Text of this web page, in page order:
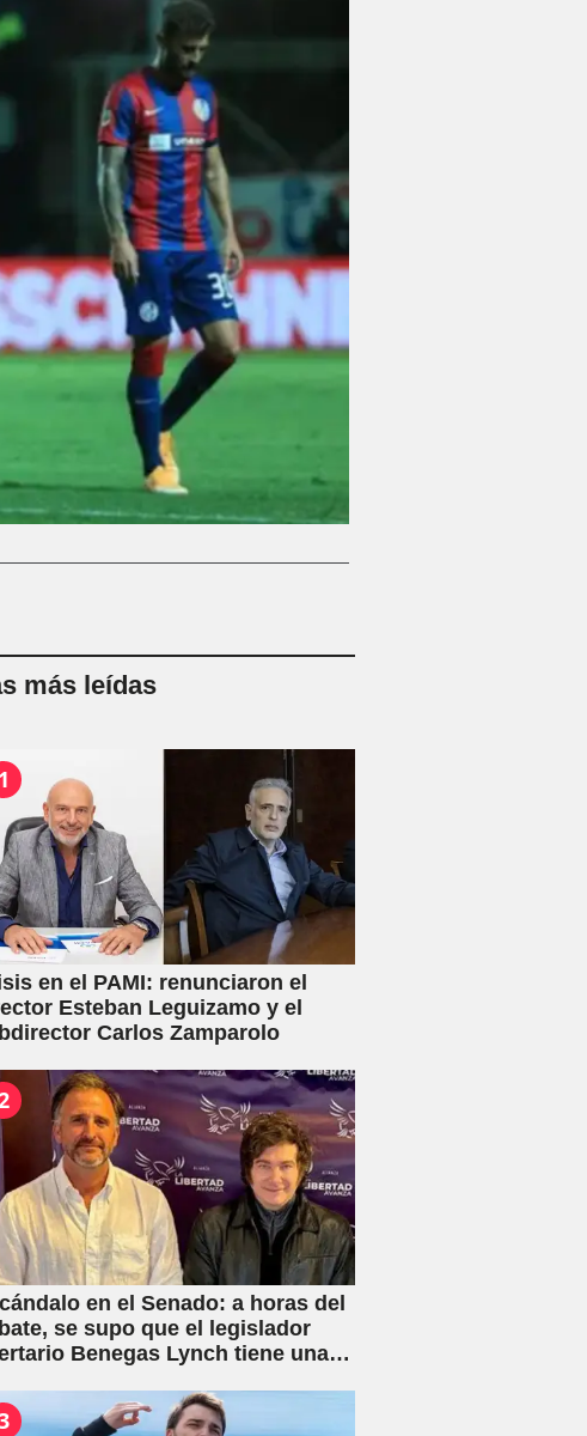
más leídas
1
en el PAMI: renunciaron el
Esteban Leguizamo y el
Carlos Zamparolo
en el Senado: a horas del
se supo que el legislador
Benegas Lynch tiene una
de tierras a extranjeros